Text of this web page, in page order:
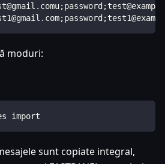
moduri:
import
sunt copiate integral,